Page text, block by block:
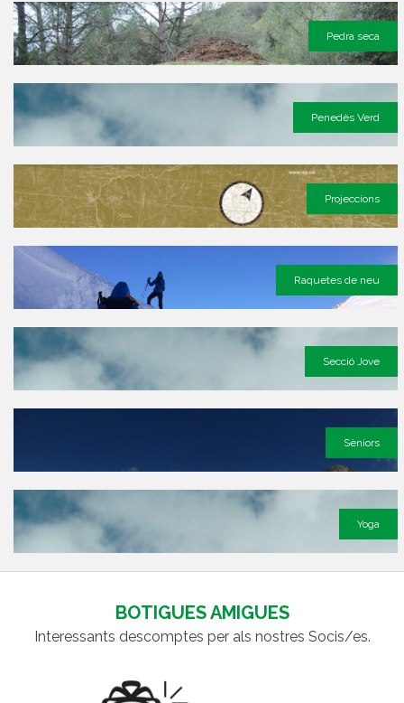
Pedra seca
Penedès Verd
Projeccions
Raquetes de neu
Secció Jove
Sèniors
Yoga
BOTIGUES AMIGUES
Interessants descomptes per als nostres Socis/es.